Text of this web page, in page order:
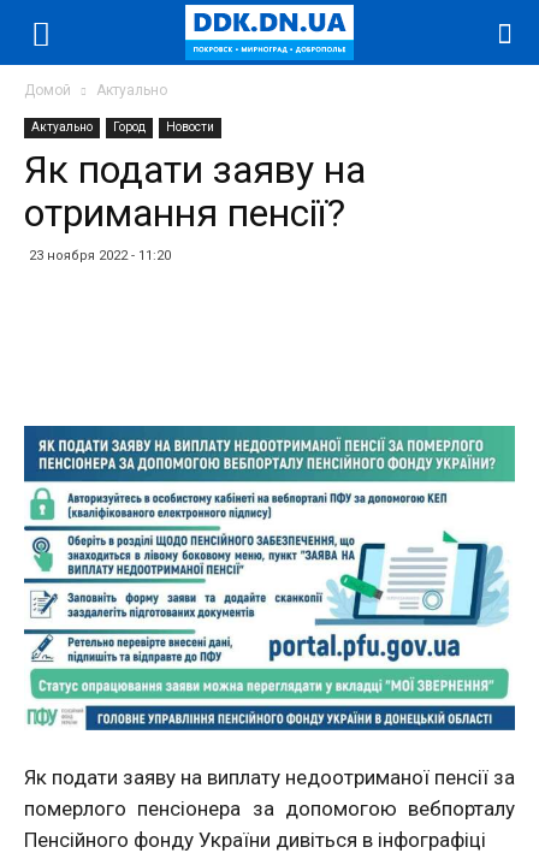
Домой Актуально
Актуально Город Новости
Як подати заяву на
отримання пенсії?
23 ноября 2022 - 11:20
Як подати заяву на виплату недоотриманої пенсії за
померлого пенсіонера за допомогою вебпорталу
Пенсійного фонду України дивіться в інфографіці